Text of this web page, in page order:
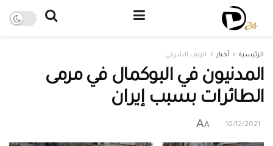
الرئيسية أخبار الريف الشرقي
المدنيون في البوكمال في مرمى
الطائرات بسبب إيران
10/12/2021
A
A